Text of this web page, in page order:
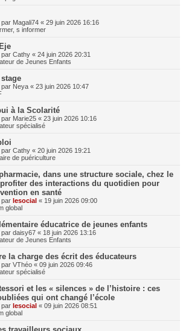
par Magali74 « 29 juin 2026 16:16
s informer
par Cathy « 24 juin 2026 20:31
de Jeunes Enfants
par Neya « 23 juin 2026 10:47
à la Scolarité
par Marie25 « 23 juin 2026 10:16
spécialisé
par Cathy « 20 juin 2026 19:21
de puériculture
dans une structure sociale, chez le
des interactions du quotidien pour
en santé
par lesocial « 19 juin 2026 09:00
global
éducatrice de jeunes enfants
par daisy67 « 18 juin 2026 13:16
de Jeunes Enfants
la charge des écrit des éducateurs
par VThéo « 09 juin 2026 09:46
spécialisé
et les « silences » de l’histoire : ces
qui ont changé l’école
par lesocial « 09 juin 2026 08:51
global
travailleurs sociaux